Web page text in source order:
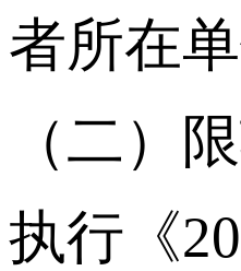
者所在
（二）
执行《